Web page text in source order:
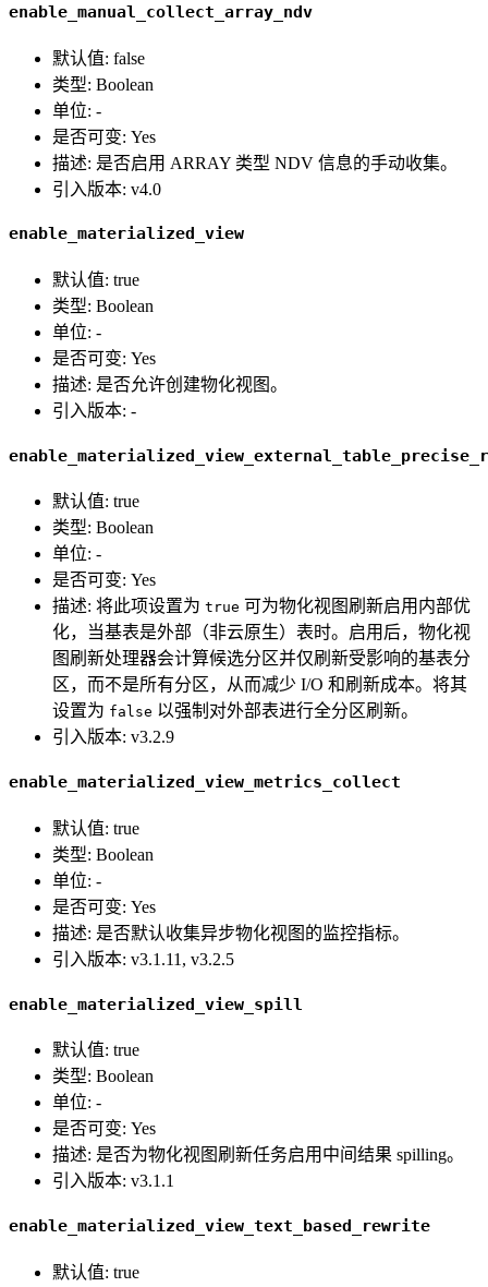
enable_manual_collect_array_ndv
默认值: false
类型: Boolean
单位: -
是否可变: Yes
描述: 是否启用 ARRAY 类型 NDV 信息的手动收集。
引入版本: v4.0
enable_materialized_view
默认值: true
类型: Boolean
单位: -
是否可变: Yes
描述: 是否允许创建物化视图。
引入版本: -
默认值: true
类型: Boolean
单位: -
是否可变: Yes
描述: 将此项设置为 true 可为物化视图刷新启用内部优
化，当基表是外部（非云原生）表时。启用后，物化视
图刷新处理器会计算候选分区并仅刷新受影响的基表分
区，而不是所有分区，从而减少 I/O 和刷新成本。将其
设置为 false 以强制对外部表进行全分区刷新。
引入版本: v3.2.9
enable_materialized_view_metrics_collect
默认值: true
类型: Boolean
单位: -
是否可变: Yes
描述: 是否默认收集异步物化视图的监控指标。
引入版本: v3.1.11, v3.2.5
enable_materialized_view_spill
默认值: true
类型: Boolean
单位: -
是否可变: Yes
描述: 是否为物化视图刷新任务启用中间结果 spilling。
引入版本: v3.1.1
enable_materialized_view_text_based_rewrite
默认值: true